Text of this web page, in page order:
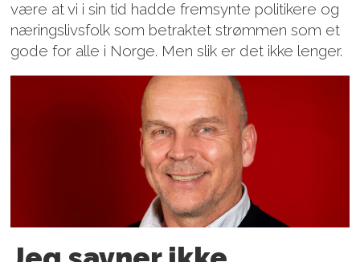
være at vi i sin tid hadde fremsynte politikere og
næringslivsfolk som betraktet strømmen som et
gode for alle i Norge. Men slik er det ikke lenger.